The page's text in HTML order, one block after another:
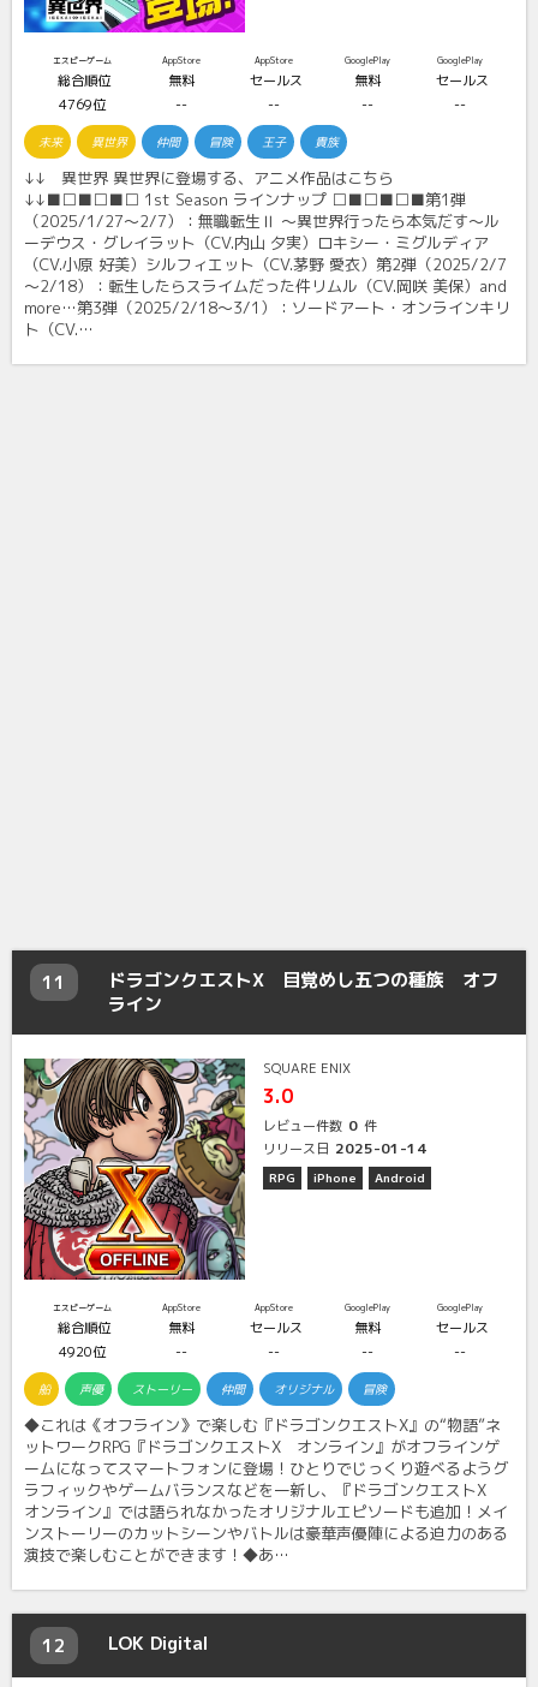
エスピーゲーム
総合順位
4769位
AppStore
無料
--
AppStore
セールス
--
GooglePlay
無料
--
GooglePlay
セールス
--
未来 異世界 仲間 冒険 王子 貴族
↓↓ 異世界 異世界に登場する、アニメ作品はこちら
↓↓■□■□■□ 1st Season ラインナップ □■□■□■第1弾
（2025/1/27～2/7）：無職転生Ⅱ ～異世界行ったら本気だす～ル
ーデウス・グレイラット（CV.内山 夕実）ロキシー・ミグルディア
（CV.小原 好美）シルフィエット（CV.茅野 愛衣）第2弾（2025/2/7
～2/18）：転生したらスライムだった件リムル（CV.岡咲 美保）and
more…第3弾（2025/2/18～3/1）：ソードアート・オンラインキリ
ト（CV.…
11
ドラゴンクエストX 目覚めし五つの種族 オフ
ライン
SQUARE ENIX
3.0
レビュー件数 0 件
リリース日 2025-01-14
RPG iPhone Android
エスピーゲーム
総合順位
4920位
AppStore
無料
--
AppStore
セールス
--
GooglePlay
無料
--
GooglePlay
セールス
--
船 声優 ストーリー 仲間 オリジナル 冒険
◆これは《オフライン》で楽しむ『ドラゴンクエストX』の“物語”ネ
ットワークRPG『ドラゴンクエストX オンライン』がオフラインゲ
ームになってスマートフォンに登場！ひとりでじっくり遊べるようグ
ラフィックやゲームバランスなどを一新し、『ドラゴンクエストX
オンライン』では語られなかったオリジナルエピソードも追加！メイ
ンストーリーのカットシーンやバトルは豪華声優陣による迫力のある
演技で楽しむことができます！◆あ…
12 LOK Digital